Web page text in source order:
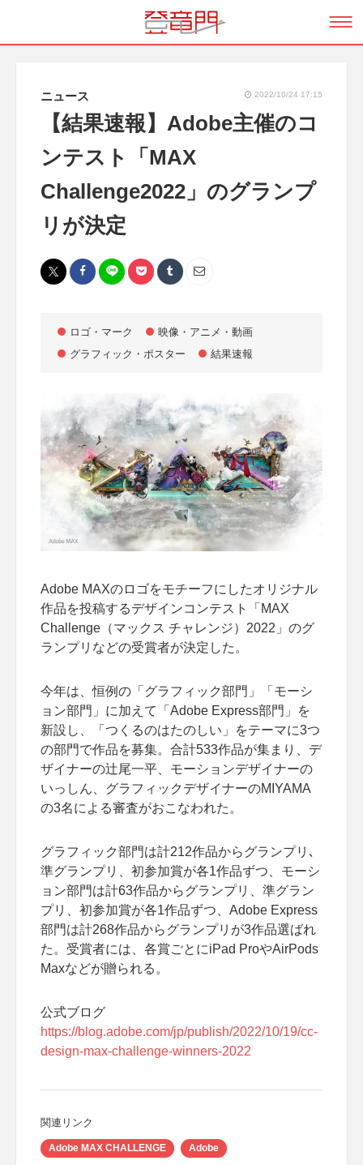
ニュース 2022/10/24 17:15
【結果速報】Adobe主催のコ
ンテスト「MAX
Challenge2022」のグランプ
リが決定
ロゴ・マーク
映像・アニメ・動画
グラフィック・ポスター
結果速報
Adobe MAXのロゴをモチーフにしたオリジナル
作品を投稿するデザインコンテスト「MAX
Challenge（マックス チャレンジ）2022」のグ
ランプリなどの受賞者が決定した。
今年は、恒例の「グラフィック部門」「モーシ
ョン部門」に加えて「Adobe Express部門」を
新設し、「つくるのはたのしい」をテーマに3つ
の部門で作品を募集。合計533作品が集まり、デ
ザイナーの辻尾一平、モーションデザイナーの
いっしん、グラフィックデザイナーのMIYAMA
の3名による審査がおこなわれた。
グラフィック部門は計212作品からグランプリ､
準グランプリ、初参加賞が各1作品ずつ、モーシ
ョン部門は計63作品からグランプリ、準グラン
プリ、初参加賞が各1作品ずつ、Adobe Express
部門は計268作品からグランプリが3作品選ばれ
た。受賞者には、各賞ごとにiPad ProやAirPods
Maxなどが贈られる。
公式ブログ
https://blog.adobe.com/jp/publish/2022/10/19/cc-
design-max-challenge-winners-2022
関連リンク
Adobe MAX CHALLENGE Adobe